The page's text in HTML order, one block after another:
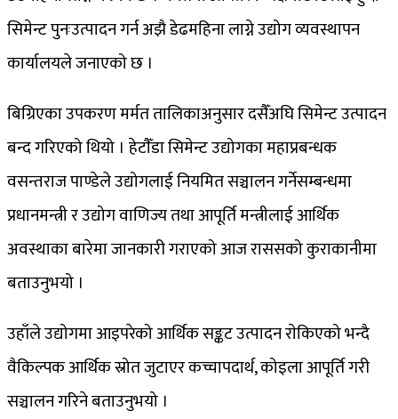
सिमेन्ट पुनःउत्पादन गर्न अझै डेढमहिना लाग्ने उद्योग व्यवस्थापन
कार्यालयले जनाएको छ ।
बिग्रिएका उपकरण मर्मत तालिकाअनुसार दसैँअघि सिमेन्ट उत्पादन
बन्द गरिएको थियो । हेटाैँडा सिमेन्ट उद्योगका महाप्रबन्धक
वसन्तराज पाण्डेले उद्योगलाई नियमित सञ्चालन गर्नेसम्बन्धमा
प्रधानमन्त्री र उद्योग वाणिज्य तथा आपूर्ति मन्त्रीलाई आर्थिक
अवस्थाका बारेमा जानकारी गराएको आज राससको कुराकानीमा
बताउनुभयो ।
उहाँले उद्योगमा आइपरेको आर्थिक सङ्कट उत्पादन राेकिएको भन्दै
वैकिल्पक आर्थिक स्रोत जुटाएर कच्चापदार्थ, कोइला आपूर्ति गरी
सञ्चालन गरिने बताउनुभयो ।